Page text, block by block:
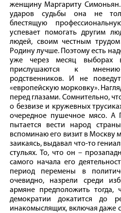
женщину Маргариту
ударов судьбы она не
блестящую
успевает помогать другим
людей, своим честным
Родину лучше. Поэтому есть
уже через месяц выборах
прислушаются к
родственников. И не
«европейскую морковку».
перед глазами. Сомнительно,
о безвизе и кружевных
очередное пушечное мясо. А
пытается вести народ
вспоминаю его визит в Москву
заикаясь, выдавал что-то
стульях. То, что он –
самого начала его
период перемены в
очевидно, назрели среди
армяне предположить тогда,
демократии докатится до
инакомыслящих, включая даже